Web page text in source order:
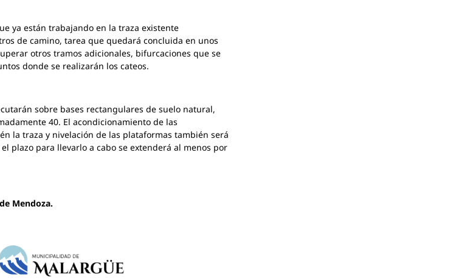
ya están trabajando en la traza existente
de camino, tarea que quedará concluida en unos
otros tramos adicionales, bifurcaciones que se
donde se realizarán los cateos.
sobre bases rectangulares de suelo natural,
40. El acondicionamiento de las
la traza y nivelación de las plataformas también será
plazo para llevarlo a cabo se extenderá al menos por
Mendoza.